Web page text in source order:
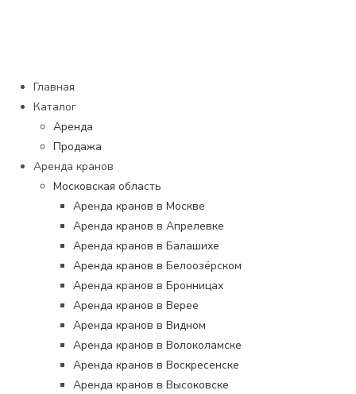
Главная
Каталог
Аренда
Продажа
Аренда кранов
Московская область
Аренда кранов в Москве
Аренда кранов в Апрелевке
Аренда кранов в Балашихе
Аренда кранов в Белоозёрском
Аренда кранов в Бронницах
Аренда кранов в Верее
Аренда кранов в Видном
Аренда кранов в Волоколамске
Аренда кранов в Воскресенске
Аренда кранов в Высоковске